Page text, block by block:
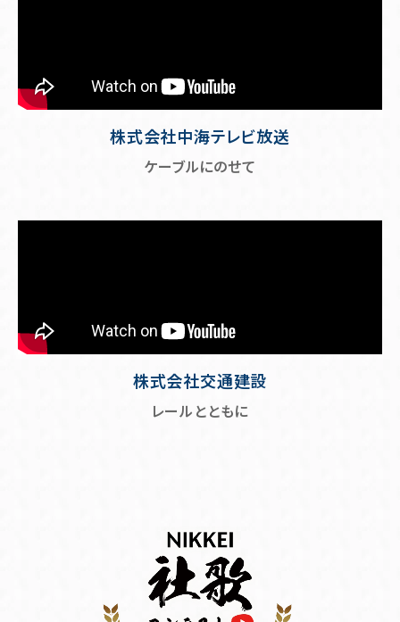
株式会社中海テレビ放送
ケーブルにのせて
株式会社交通建設
レールとともに